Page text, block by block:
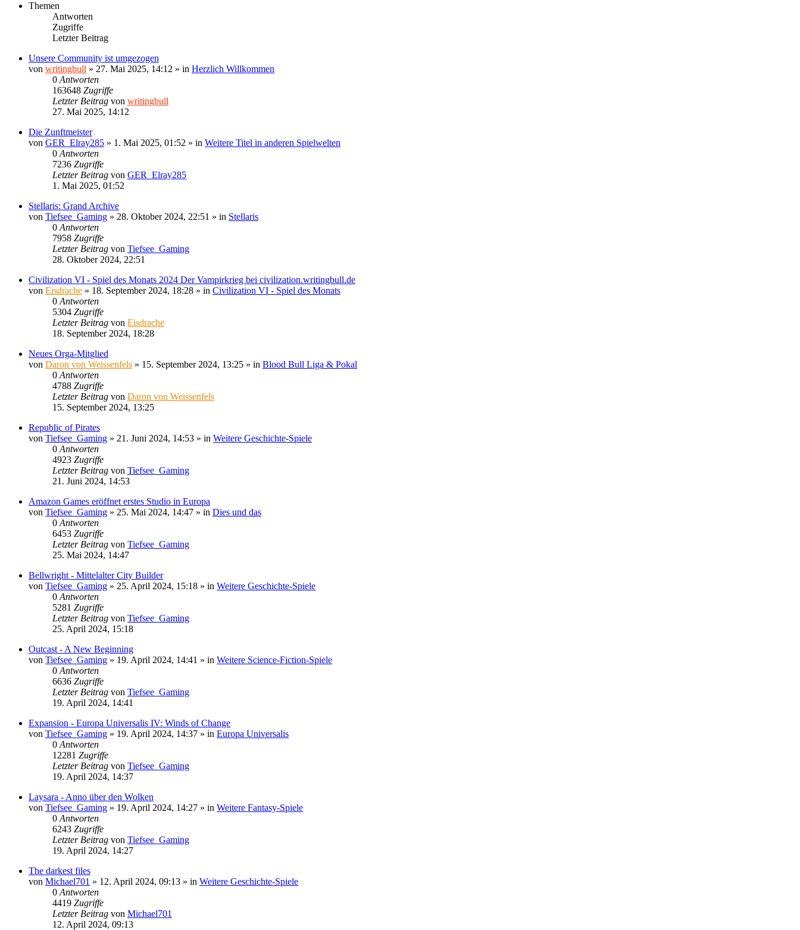
Themen
Antworten
Zugriffe
Letzter Beitrag
Unsere Community ist umgezogen
von writingbull » 27. Mai 2025, 14:12 » in Herzlich Willkommen
0 Antworten
163648 Zugriffe
Letzter Beitrag von writingbull
27. Mai 2025, 14:12
Die Zunftmeister
von GER_Elray285 » 1. Mai 2025, 01:52 » in Weitere Titel in anderen Spielwelten
0 Antworten
7236 Zugriffe
Letzter Beitrag von GER_Elray285
1. Mai 2025, 01:52
Stellaris: Grand Archive
von Tiefsee_Gaming » 28. Oktober 2024, 22:51 » in Stellaris
0 Antworten
7958 Zugriffe
Letzter Beitrag von Tiefsee_Gaming
28. Oktober 2024, 22:51
Civilization VI - Spiel des Monats 2024 Der Vampirkrieg bei civilization.writingbull.de
von Eisdrache » 18. September 2024, 18:28 » in Civilization VI - Spiel des Monats
0 Antworten
5304 Zugriffe
Letzter Beitrag von Eisdrache
18. September 2024, 18:28
Neues Orga-Mitglied
von Daron von Weissenfels » 15. September 2024, 13:25 » in Blood Bull Liga & Pokal
0 Antworten
4788 Zugriffe
Letzter Beitrag von Daron von Weissenfels
15. September 2024, 13:25
Republic of Pirates
von Tiefsee_Gaming » 21. Juni 2024, 14:53 » in Weitere Geschichte-Spiele
0 Antworten
4923 Zugriffe
Letzter Beitrag von Tiefsee_Gaming
21. Juni 2024, 14:53
Amazon Games eröffnet erstes Studio in Europa
von Tiefsee_Gaming » 25. Mai 2024, 14:47 » in Dies und das
0 Antworten
6453 Zugriffe
Letzter Beitrag von Tiefsee_Gaming
25. Mai 2024, 14:47
Bellwright - Mittelalter City Builder
von Tiefsee_Gaming » 25. April 2024, 15:18 » in Weitere Geschichte-Spiele
0 Antworten
5281 Zugriffe
Letzter Beitrag von Tiefsee_Gaming
25. April 2024, 15:18
Outcast - A New Beginning
von Tiefsee_Gaming » 19. April 2024, 14:41 » in Weitere Science-Fiction-Spiele
0 Antworten
6636 Zugriffe
Letzter Beitrag von Tiefsee_Gaming
19. April 2024, 14:41
Expansion - Europa Universalis IV: Winds of Change
von Tiefsee_Gaming » 19. April 2024, 14:37 » in Europa Universalis
0 Antworten
12281 Zugriffe
Letzter Beitrag von Tiefsee_Gaming
19. April 2024, 14:37
Laysara - Anno über den Wolken
von Tiefsee_Gaming » 19. April 2024, 14:27 » in Weitere Fantasy-Spiele
0 Antworten
6243 Zugriffe
Letzter Beitrag von Tiefsee_Gaming
19. April 2024, 14:27
The darkest files
von Michael701 » 12. April 2024, 09:13 » in Weitere Geschichte-Spiele
0 Antworten
4419 Zugriffe
Letzter Beitrag von Michael701
12. April 2024, 09:13